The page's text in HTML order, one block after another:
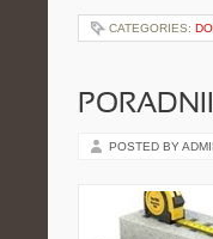
CATEGORIES:
POSTED BY